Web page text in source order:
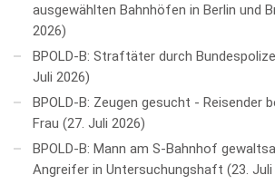
ausgewählten Bahnhöfen in Berlin und
2026
BPOLD-B: Straftäter durch
Juli 2026
BPOLD-B: Zeugen gesucht - Reisender
Frau
27. Juli 2026
BPOLD-B: Mann am S-Bahnhof
Angreifer in Untersuchungshaft
23.